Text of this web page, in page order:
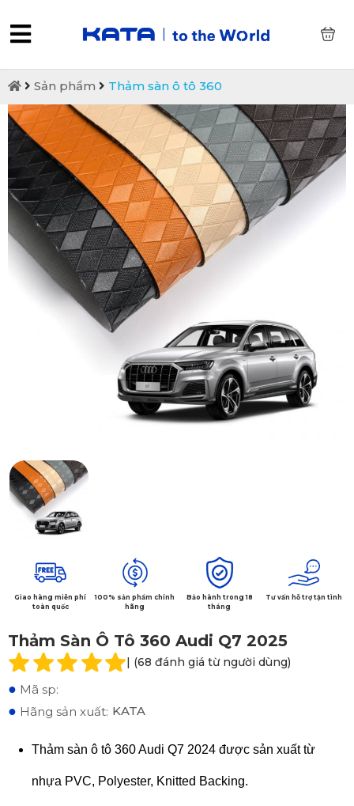
Sản phẩm Thảm sàn ô tô 360
Giao hàng miễn phí
toàn quốc
100% sản phẩm chính
hãng
Bảo hành trong 18
tháng
Tư vấn hỗ trợ tận tình
Thảm Sàn Ô Tô 360 Audi Q7 2025
| (68 đánh giá từ người dùng)
● Mã sp:
● Hãng sản xuất: KATA
Thảm sàn ô tô 360 Audi Q7 2024 được sản xuất từ
nhựa PVC, Polyester, Knitted Backing.